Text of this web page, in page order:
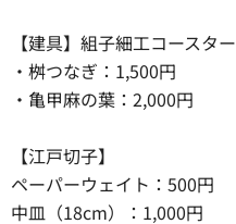
【建具】組子細工コースター
・桝つなぎ：1,500円
・亀甲麻の葉：2,000円
【江戸切子】
ペーパーウェイト：500円
中皿（18cm）：1,000円